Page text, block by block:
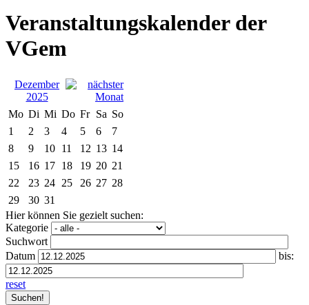
Veranstaltungskalender der
VGem
Dezember
2025
Mo Di Mi Do Fr Sa So
1
2 3 4 5 6
7
8
9 10 11 12 13 14
15
16 17 18 19 20 21
22
23 24 25 26 27 28
29
30 31
Hier können Sie gezielt suchen:
Kategorie
Suchwort
Datum
bis:
reset